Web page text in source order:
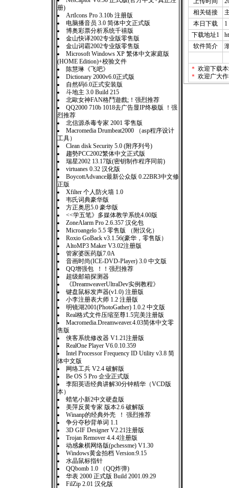
册)
ArtIcons Pro 3.10b 注册版
电脑播音员 3.0 简体中文正式版
博奥彩票分析系统千禧版
金山快译2002专业版零售版
金山词霸2002专业版零售版
Microsoft Windows XP 繁体中文家庭版
(HOME Edition)+校验文件
陈慧琳《飞吧》
Dictionary 2000v6.0正式版
自然码6.0正式安装版
斗地主 3.0 Build 215
北歐女神FAN格鬥遊戲;！强烈推荐
QQ2000 710b 1018去广告显IP终极版 ！强
烈推荐
北信源杀毒专家 2001 零售版
Macromedia Drumbeat2000 （asp程序设计
工具）
Clean disk Security 5.0 (附序列号)
趨勢PCC2002繁体中文正式版
瑞星2002 13.17版(密钥制作程序同前)
virtuanes 0.32 汉化版
BoycottAdvance最新公众版 0.22BR3中文修
正版
Xfilter 个人防火墙 1.0
韦氏词典豪华版
方正奥思5.0 豪华版
<<学五笔》多媒体教学系统4.00版
ZoneAlarm Pro 2.6.357 汉化包
Microangelo 5.5 零售版 （附汉化）
Roxio GoBack v3.1.56(豪华，零售版）
AltoMP3 Maker V3.02注册版
管家婆医药版7.0A
音画时尚(ICE-DVD-Player) 3.0 中文版
QQ增强包 ！！强烈推荐
超级邮箱探测器
《DreamweaverUltraDev实例教程》
键盘鼠标发声器(v1.0) 注册版
小李注册表大师 1.2 注册版
明镜湖2001(PhotoGather) 1.0.2 中文版
Real格式文件压缩至尊1.5完美注册版
Macromedia.Dreamweaver.4.03简体中文零
售版
侠客系统修改器 V1.21注册版
RealOne Player V6.0.10.359
Intel Processor Frequency ID Utility v3.8 简
体中文版
网络工兵 V2.4 破解版
Be OS 5 Pro 企业正式版
李阳英语经典讲解30分钟精华（VCD版
本）
蜡笔小新2中文硬盘版
美萍反黄专家 版本2.6 破解版
Winanp的经典外壳 ！ 强烈推荐
争分夺秒背单词 1.1
3D GIF Designer V2.21注册版
Trojan Remover 4.4.4注册版
动感象棋网络版(pchessme) V1.30
Windows黄金拍档 Version:9.15
水晶鼠标指针
QQbomb 1.0 （QQ炸弹)
华表 2000 正式版 Build 2001.09.29
FilZip 2.01 汉化版
相关链接
本日下载
下载地址1
软件简介
＊ 欢迎下载
＊ 欢迎广大